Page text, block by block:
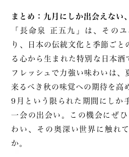
まとめ：九月にしか出会えない
「長命泉 正五九」は、その
り、日本の伝統文化と季節ごと
る心から生まれた特別な日本酒
フレッシュで力強い味わいは、
来るべき秋の味覚への期待を高
9月という限られた期間にしか
一会の出会い。この機会にぜ
わい、その奥深い世界に触れ
か。